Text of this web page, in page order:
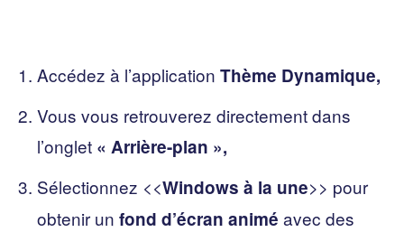
Accédez à l’application Thème Dynamique,
Vous vous retrouverez directement dans
l’onglet « Arrière-plan »,
Sélectionnez <<Windows à la une>> pour
obtenir un fond d’écran animé avec des